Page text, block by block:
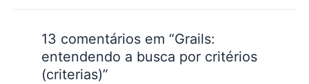
declarativamente as
devemos aplicar às
nossas classes…
13 comentários em “Grails:
entendendo a busca por critérios
(criterias)”